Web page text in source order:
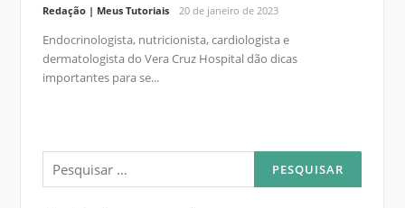
Redação | Meus Tutoriais 20 de janeiro de 2023
Endocrinologista, nutricionista, cardiologista e
dermatologista do Vera Cruz Hospital dão dicas
importantes para se...
Pesquisar
por: